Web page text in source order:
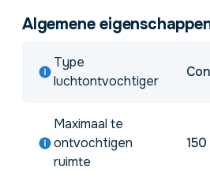
Algemene
Type
luchtontvochtiger
Maximaal te
ontvochtigen
ruimte
150